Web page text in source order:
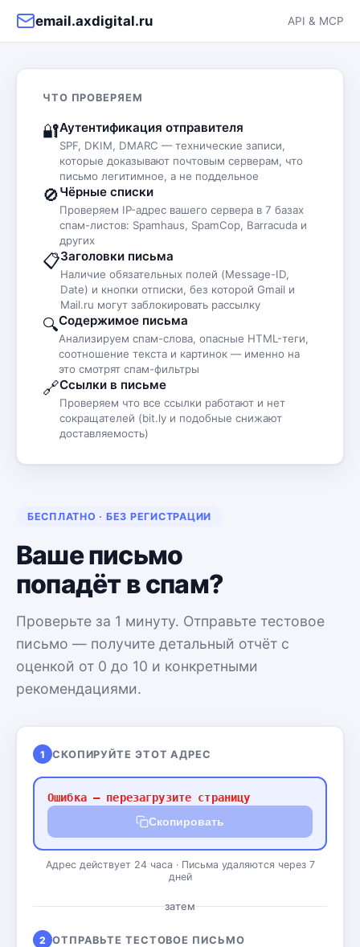
email.axdigital.ru API & MCP
БЕСПЛАТНО · БЕЗ РЕГИСТРАЦИИ
Ваше письмо
попадёт в спам?
Проверьте за 1 минуту. Отправьте тестовое
письмо — получите детальный отчёт с
оценкой от 0 до 10 и конкретными
рекомендациями.
1 СКОПИРУЙТЕ ЭТОТ АДРЕС
Ошибка — перезагрузите страницу
Скопировать
Адрес действует 24 часа · Письма удаляются через 7
дней
затем
2 ОТПРАВЬТЕ ТЕСТОВОЕ ПИСЬМО
ЧТО ПРОВЕРЯЕМ
🔐Аутентификация отправителя
SPF, DKIM, DMARC — технические записи,
которые доказывают почтовым серверам, что
письмо легитимное, а не поддельное
🚫Чёрные списки
Проверяем IP-адрес вашего сервера в 7 базах
спам-листов: Spamhaus, SpamCop, Barracuda и
других
📋Заголовки письма
Наличие обязательных полей (Message-ID,
Date) и кнопки отписки, без которой Gmail и
Mail.ru могут заблокировать рассылку
🔍Содержимое письма
Анализируем спам-слова, опасные HTML-теги,
соотношение текста и картинок — именно на
это смотрят спам-фильтры
🔗Ссылки в письме
Проверяем что все ссылки работают и нет
сокращателей (bit.ly и подобные снижают
доставляемость)